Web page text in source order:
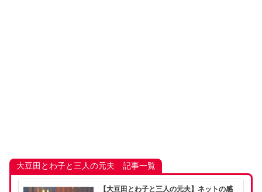
大豆田とわ子と三人の元夫 記事一覧
【大豆田とわ子と三人の元夫】ネットの感